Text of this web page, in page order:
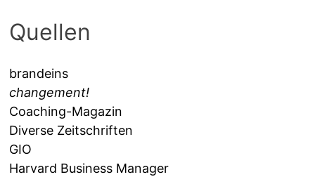
Quellen
brandeins
changement!
Coaching-Magazin
Diverse Zeitschriften
GIO
Harvard Business Manager